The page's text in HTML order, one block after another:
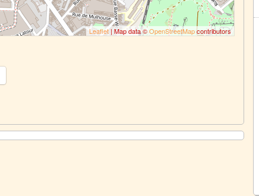
Leaflet| Map data ©OpenStreetMapcontributors